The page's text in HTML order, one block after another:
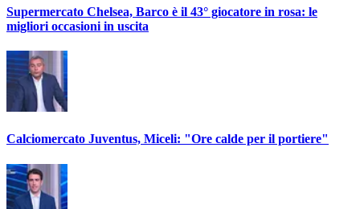
Supermercato Chelsea, Barco è il 43° giocatore in rosa: le
migliori occasioni in uscita
Calciomercato Juventus, Miceli: "Ore calde per il portiere"